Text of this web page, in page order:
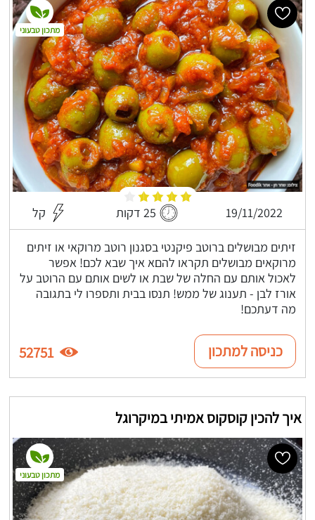
19/11/2022 25 דקות קל
זיתים מבושלים ברוטב פיקנטי בסגנון רוטב מרוקאי או זיתים
מרוקאים מבושלים תקראו להםא איך שבא לכם! אפשר
לאכול אותם עם החלה של שבת או לשים אותם עם הרוטב על
אורז לבן - תענוג של ממש! תנסו בבית ותספרו לי בתגובה
מה דעתכם!
מתכון טבעוני
כניסה למתכון 52751
איך להכין קוסקוס אמיתי במיקרוגל
מתכון טבעוני